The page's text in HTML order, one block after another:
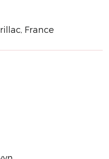
France